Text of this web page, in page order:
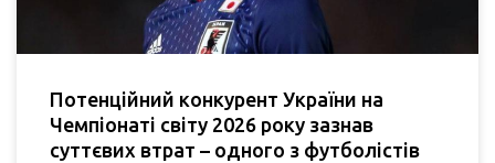
Потенційний конкурент України на
Чемпіонаті світу 2026 року зазнав
суттєвих втрат – одного з футболістів